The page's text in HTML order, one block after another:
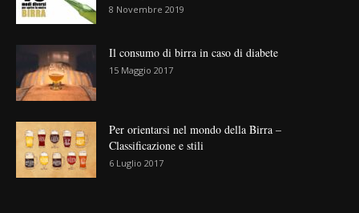
8 Novembre 2019
Il consumo di birra in caso di diabete
15 Maggio 2017
Per orientarsi nel mondo della Birra –
Classificazione e stili
6 Luglio 2017